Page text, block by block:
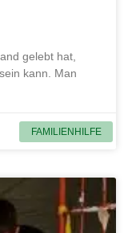
FAMILIENHILFE
gelebt hat,
kann. Man